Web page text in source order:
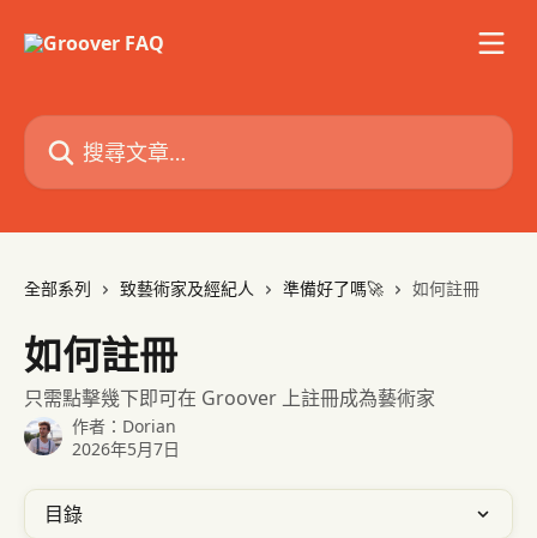
搜尋文章…
全部系列 致藝術家及經紀人 準備好了嗎🚀 如何註冊
如何註冊
只需點擊幾下即可在 Groover 上註冊成為藝術家
作者： Dorian
2026年5月7日
目錄